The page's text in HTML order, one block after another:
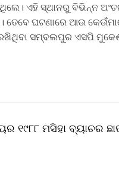
ଏହି ସ୍ଥାନରୁ ବିଭିନ୍ନ
ତେବେ ଘଟଣାରେ ଆଉ
ସମ୍ବଲପୁର ଏସପି
୧୯୮୮ ମସିହା ବ୍ୟାଚର